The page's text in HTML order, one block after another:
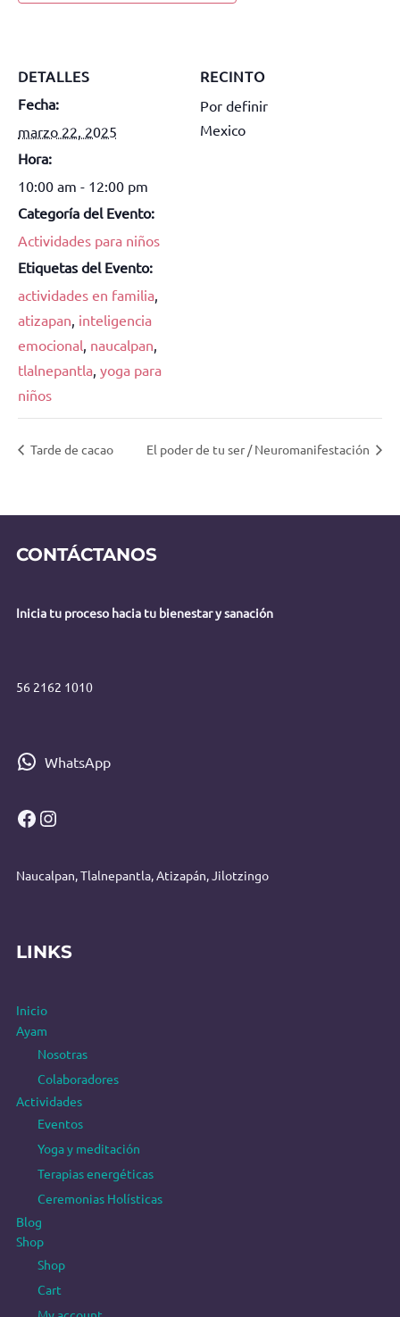
DETALLES
Fecha:
marzo 22, 2025
Hora:
10:00 am - 12:00 pm
Categoría del Evento:
Actividades para niños
Etiquetas del Evento:
actividades en familia
atizapan inteligencia
emocional naucalpan
tlalnepantla yoga para
niños
RECINTO
Por definir
Mexico
Tarde de cacao El poder de tu ser / Neuromanifestación
CONTÁCTANOS
Inicia tu proceso hacia tu bienestar y sanación
56 2162 1010
WhatsApp
Facebook
Instagram
Naucalpan, Tlalnepantla, Atizapán, Jilotzingo
LINKS
Inicio
Ayam
Nosotras
Colaboradores
Actividades
Eventos
Yoga y meditación
Terapias energéticas
Ceremonias Holísticas
Blog
Shop
Shop
Cart